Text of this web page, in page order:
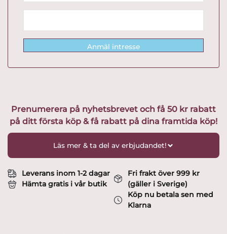
Anmäl intresse
Prenumerera på nyhetsbrevet och få 50 kr rabatt
på ditt första köp & få rabatt på dina framtida köp!
Läs mer & ta del av erbjudandet!
Leverans inom 1-2 dagar
Hämta gratis i vår butik
Fri frakt över 999 kr
(gäller i Sverige)
Köp nu betala sen med
Klarna